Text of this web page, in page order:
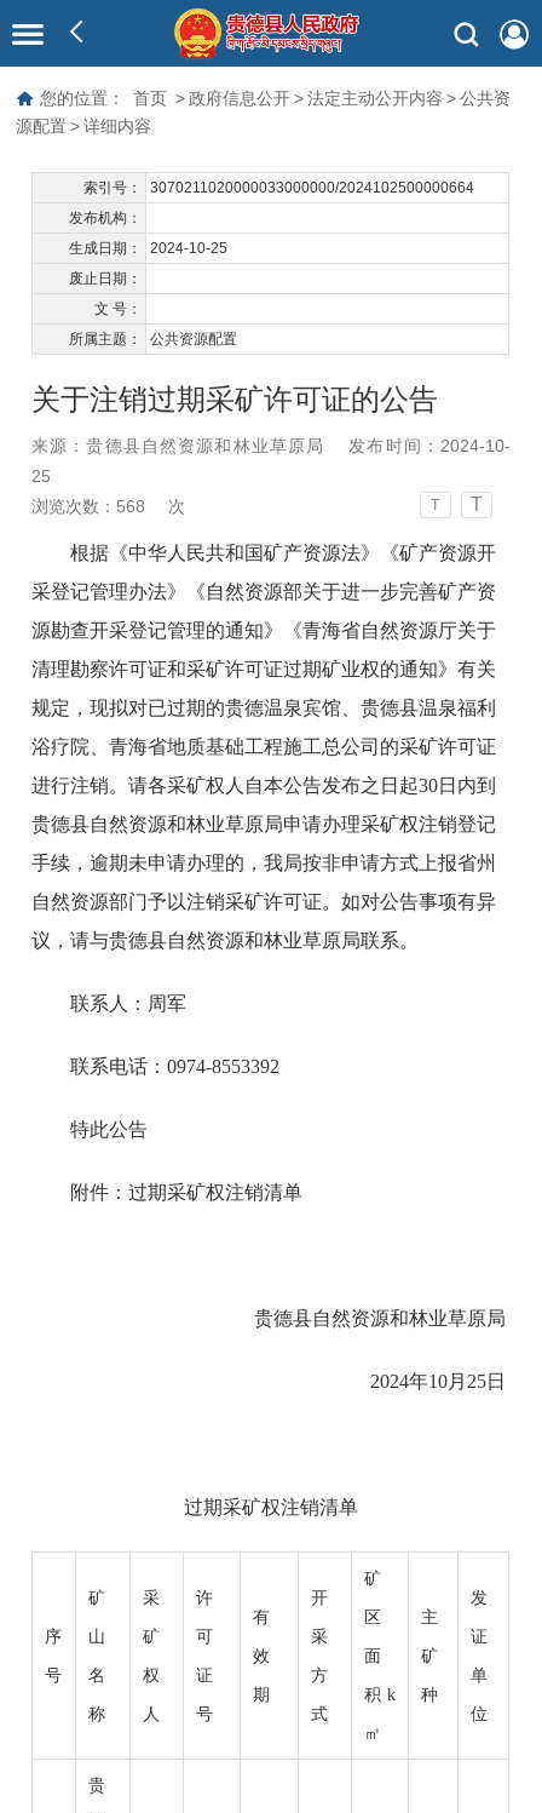
您的位置： 首页 > 政府信息公开 > 法定主动公开内容 > 公共资
源配置 > 详细内容
索引号：
3070211020000033000000/2024102500000664
发布机构：
生成日期：
2024-10-25
废止日期：
文 号：
所属主题：
公共资源配置
关于注销过期采矿许可证的公告
来源：贵德县自然资源和林业草原局
发布时间：2024-10-
25
浏览次数： 568 次 T T
根据《中华人民共和国矿产资源法》《矿产资源开
采登记管理办法》《自然资源部关于进一步完善矿产资
源勘查开采登记管理的通知》《青海省自然资源厅关于
清理勘察许可证和采矿许可证过期矿业权的通知》有关
规定，现拟对已过期的贵德温泉宾馆、贵德县温泉福利
浴疗院、青海省地质基础工程施工总公司的采矿许可证
进行注销。请各采矿权人自本公告发布之日起30日内到
贵德县自然资源和林业草原局申请办理采矿权注销登记
手续，逾期未申请办理的，我局按非申请方式上报省州
自然资源部门予以注销采矿许可证。如对公告事项有异
议，请与贵德县自然资源和林业草原局联系。
联系人：周军
联系电话：0974-8553392
特此公告
附件：过期采矿权注销清单
贵德县自然资源和林业草原局
2024年10月25日
过期采矿权注销清单
序
号
矿
山
名
称
采
矿
权
人
许
可
证
号
有
效
期
开
采
方
式
矿
区
面
积k
㎡
主
矿
种
发
证
单
位
贵